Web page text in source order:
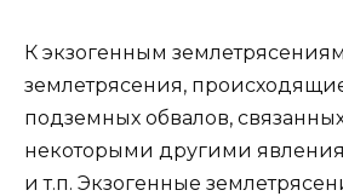
К экзогенным землетрясениям
землетрясения, происходящие
подземных обвалов,
некоторыми другими
и т.п. Экзогенные